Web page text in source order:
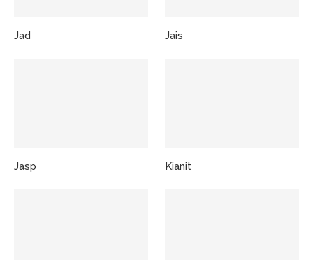
Jad Jais
Jasp Kianit